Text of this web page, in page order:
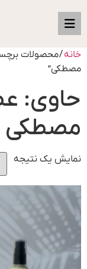
خانه/ محصولات
مصطکی”
حاوی:
مصطکی
نمایش یک نتیجه